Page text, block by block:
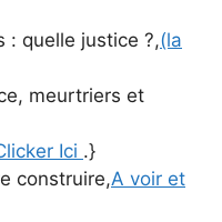
: quelle justice ?,(la
meurtriers et
Ici .}
construire,A voir et